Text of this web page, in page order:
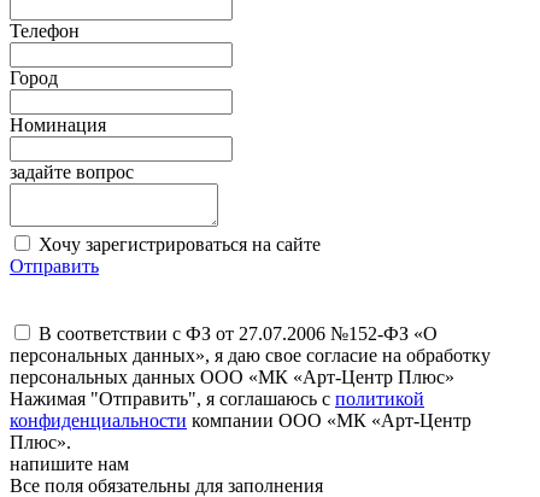
Телефон
Город
Номинация
задайте вопрос
Хочу зарегистрироваться на сайте
Отправить
В соответствии с ФЗ от 27.07.2006 №152-ФЗ «О
персональных данных», я даю свое согласие на обработку
персональных данных ООО «МК «Арт-Центр Плюс»
Нажимая "Отправить", я соглашаюсь с политикой
конфиденциальности компании ООО «МК «Арт-Центр
Плюс».
напишите нам
Все поля обязательны для заполнения